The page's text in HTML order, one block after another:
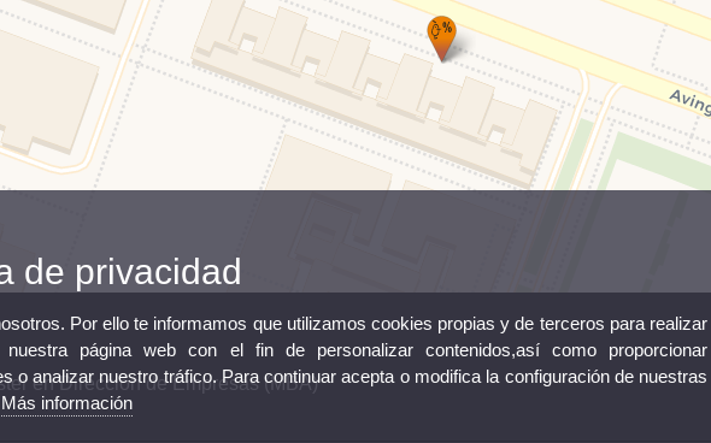
en Dirección de Empresas (MBA)
de privacidad
Por ello te informamos que utilizamos cookies propias y de terceros para realizar
página web con el fin de personalizar contenidos,así como proporcionar
o analizar nuestro tráfico. Para continuar acepta o modifica la configuración de nuestras
Más información